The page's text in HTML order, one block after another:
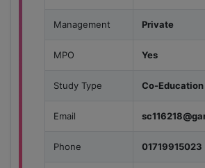
Management Private
MPO Yes
Study Type Co-
Email
Phone 01719915023